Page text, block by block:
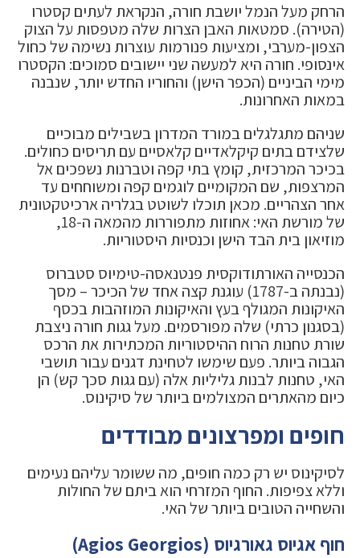
הרחק מעל הנמל יושבת חורה, הנקראת לעתים קסטרו
(הטירה). סמטאות האבן הצרות שלה מטפסות על הצוק
הצפון-מערבי, ומציעות פנורמות עוצרות נשימה של כחול
אינסופי. חורה היא למעשה שני יישובים סמוכים: הקסטרו
מימי הביניים (הכפר הישן) והחוריו החדש יותר, שנבנה
במאות האחרונות.
שניהם מתגלגלים במורד המדרון בשבילים מבוכיים
שלצידם בתים קיקלאדיים קלאסיים עם תריסים כחולים.
בכיכר המרכזית, קומץ בתי קפה וטברנות נשפכים אל
המרצפות, שם המקומיים לוגמים קפה ומשוחחים עד
אחר הצהריים. מכאן תוכלו לשוטט בגלריה ארכיטקטונית
של מורשת האי: אחוזות מתפוררות מהמאה ה-18,
מוזיאון בית הבד הישן וכנסיות היסטוריות.
הכנסייה האורתודוקסית פנטנאסה-טימיוס סטברוס
(נבנתה ב-1787) עוגנת קצה אחד של הכיכר – מסך
האיקונות המגולף בעץ והאיקונות המוזהבות בכסף
(בסגנון כרתי) שלה מפורסמים. מעל גגות חורה ניצבת
שורת טחנות הרוח ההיסטוריות המכתירות את הרכס
הגבוה ביותר. פעם שימשו לטחינת דגנים עבור תושבי
האי, טחנות לבנות גליליות אלה (עם גגות סכך קש) הן
כיום מהאתרים המצולמים ביותר של סיקינוס.
חופים ומפרצונים מבודדים
לסיקינוס יש רק כמה חופים, מה ששומר עליהם נעימים
וללא צפיפות. החוף המזרחי הוא ביתם של החולות
והשחייה הטובים ביותר של האי.
חוף אגיוס גאורגיוס (Agios Georgios)